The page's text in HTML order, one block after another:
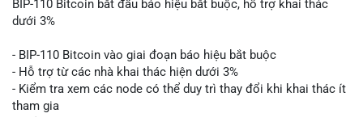
BIP-110 Bitcoin bắt đầu báo hiệu bắt buộc, hỗ trợ khai thác
dưới 3%
- BIP-110 Bitcoin vào giai đoạn báo hiệu bắt buộc
- Hỗ trợ từ các nhà khai thác hiện dưới 3%
- Kiểm tra xem các node có thể duy trì thay đổi khi khai thác ít
tham gia